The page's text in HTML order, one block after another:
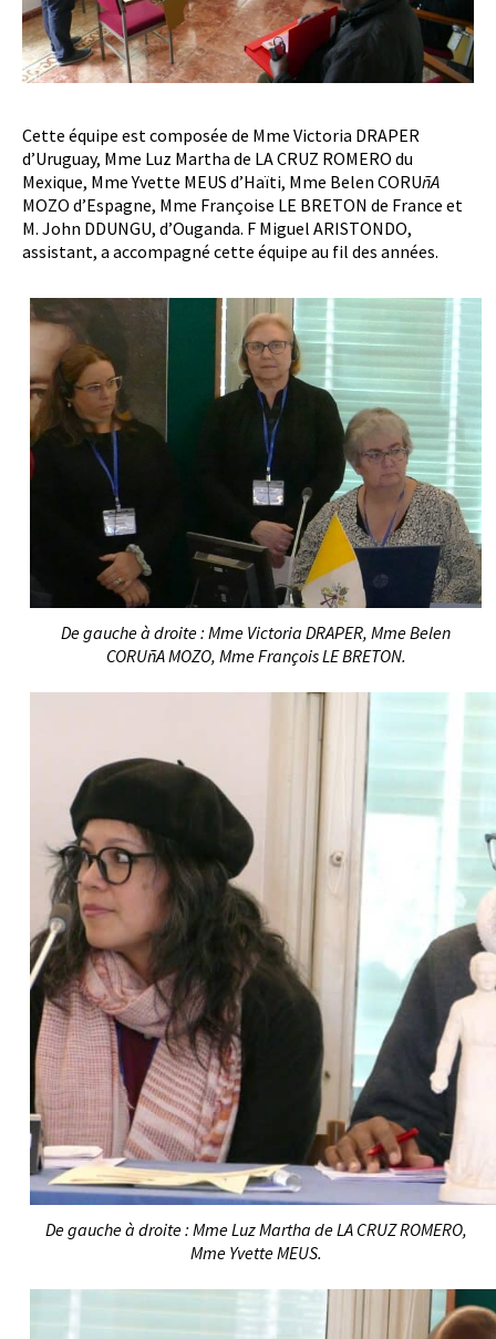
Cette équipe est composée de Mme Victoria DRAPER
d’Uruguay, Mme Luz Martha de LA CRUZ ROMERO du
Mexique, Mme Yvette MEUS d’Haïti, Mme Belen CORUñA
MOZO d’Espagne, Mme Françoise LE BRETON de France et
M. John DDUNGU, d’Ouganda. F Miguel ARISTONDO,
assistant, a accompagné cette équipe au fil des années.
De gauche à droite : Mme Victoria DRAPER, Mme Belen
CORUñA MOZO, Mme François LE BRETON.
De gauche à droite : Mme Luz Martha de LA CRUZ ROMERO,
Mme Yvette MEUS.